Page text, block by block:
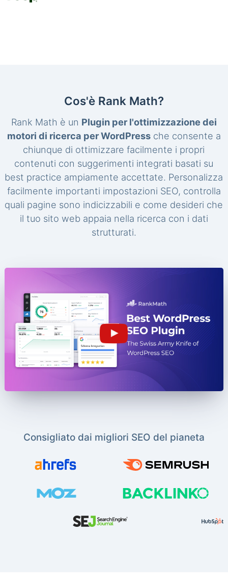
Cos'è Rank Math?
Rank Math è un Plugin per l'ottimizzazione dei
motori di ricerca per WordPressche consente a
chiunque di ottimizzare facilmente i propri
contenuti con suggerimenti integrati basati su
best practice ampiamente accettate. Personalizza
facilmente importanti impostazioni SEO, controlla
quali pagine sono indicizzabili e come desideri che
il tuo sito web appaia nella ricerca con i dati
strutturati.
Consigliato dai migliori SEO del pianeta